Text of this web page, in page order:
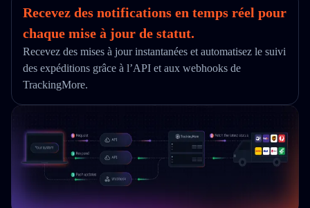
Recevez des notifications en temps réel pour
chaque mise à jour de statut.
Recevez des mises à jour instantanées et automatisez le suivi
des expéditions grâce à l’API et aux webhooks de
TrackingMore.